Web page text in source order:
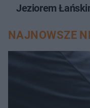
Jeziorem
NAJNOWSZE